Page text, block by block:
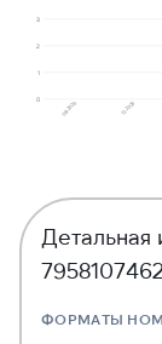
0
1
2
3
08.2025 12.2025
ФОРМАТЫ